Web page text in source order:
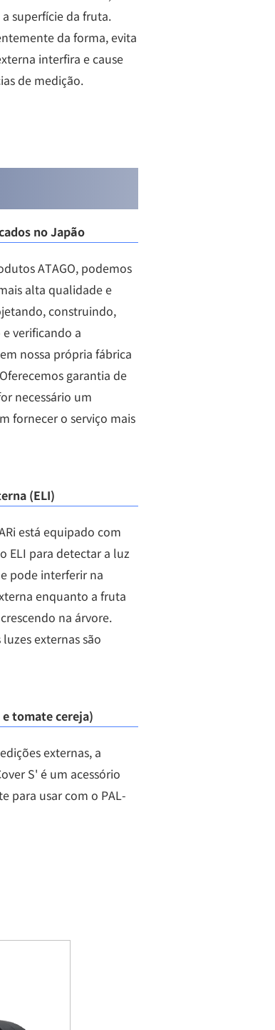
superfície da fruta.
da forma, evita
interfira e cause
de medição.
no Japão
ATAGO, podemos
alta qualidade e
construindo,
verificando a
nossa própria fábrica
garantia de
necessário um
fornecer o serviço mais
(ELI)
está equipado com
ELI para detectar a luz
pode interferir na
enquanto a fruta
na árvore.
externas são
tomate cereja)
externas, a
S' é um acessório
para usar com o PAL-